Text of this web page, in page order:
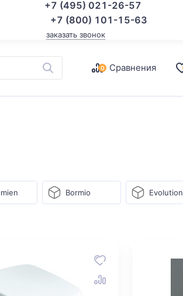
+7 (495) 021-26-57
+7 (800) 101-15-63
заказать звонок
0 Сравнения
Bormio Evolution